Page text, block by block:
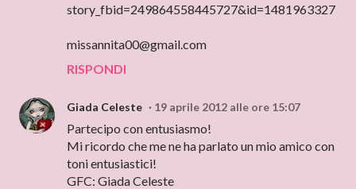
story_fbid=249864558445727&id=1481963327
missannita00@gmail.com
RISPONDI
Giada Celeste 19 aprile 2012 alle ore 15:07
Partecipo con entusiasmo!
Mi ricordo che me ne ha parlato un mio amico con
toni entusiastici!
GFC: Giada Celeste